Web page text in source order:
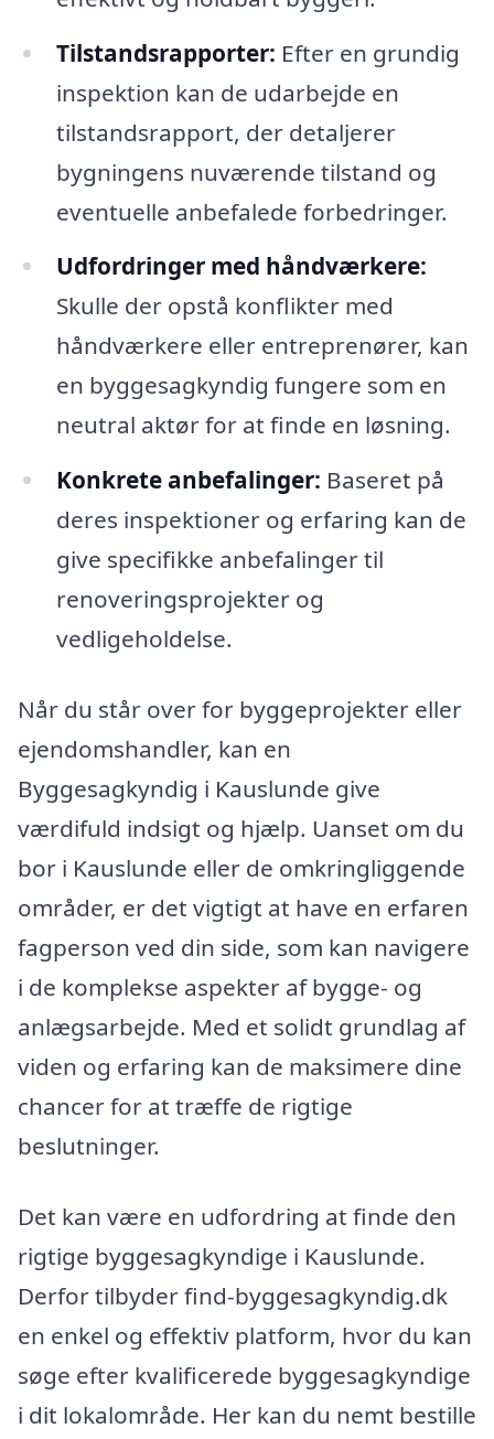
Tilstandsrapporter: Efter en grundig
inspektion kan de udarbejde en
tilstandsrapport, der detaljerer
bygningens nuværende tilstand og
eventuelle anbefalede forbedringer.
Udfordringer med håndværkere:
Skulle der opstå konflikter med
håndværkere eller entreprenører, kan
en byggesagkyndig fungere som en
neutral aktør for at finde en løsning.
Konkrete anbefalinger: Baseret på
deres inspektioner og erfaring kan de
give specifikke anbefalinger til
renoveringsprojekter og
vedligeholdelse.
Når du står over for byggeprojekter eller
ejendomshandler, kan en
Byggesagkyndig i Kauslunde give
værdifuld indsigt og hjælp. Uanset om du
bor i Kauslunde eller de omkringliggende
områder, er det vigtigt at have en erfaren
fagperson ved din side, som kan navigere
i de komplekse aspekter af bygge- og
anlægsarbejde. Med et solidt grundlag af
viden og erfaring kan de maksimere dine
chancer for at træffe de rigtige
beslutninger.
Det kan være en udfordring at finde den
rigtige byggesagkyndige i Kauslunde.
Derfor tilbyder find-byggesagkyndig.dk
en enkel og effektiv platform, hvor du kan
søge efter kvalificerede byggesagkyndige
i dit lokalområde. Her kan du nemt bestille